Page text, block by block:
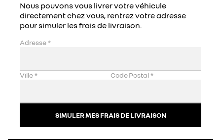
Nous pouvons vous livrer votre véhicule
directement chez vous, rentrez votre adresse
pour simuler les frais de livraison.
Adresse*
Ville* Code Postal*
SIMULER MES FRAIS DE LIVRAISON